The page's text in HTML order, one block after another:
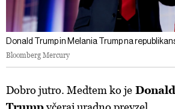
Donald Trump in Melania Trump na
Bloomberg Mercury
Dobro jutro. Medtem ko je Donald